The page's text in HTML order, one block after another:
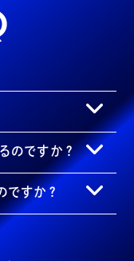
のですか？
ですか？